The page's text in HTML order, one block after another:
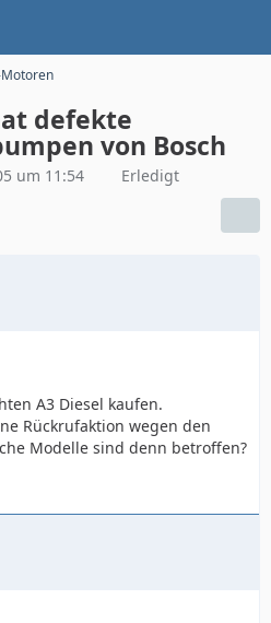
defekte
von Bosch
um 11:54 Erledigt
A3 Diesel kaufen.
Rückrufaktion wegen den
Modelle sind denn betroffen?